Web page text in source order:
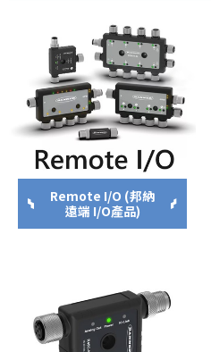
Remote I/O (邦納
遠端 I/O產品)